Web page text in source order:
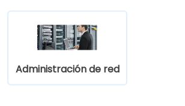
Administración de red